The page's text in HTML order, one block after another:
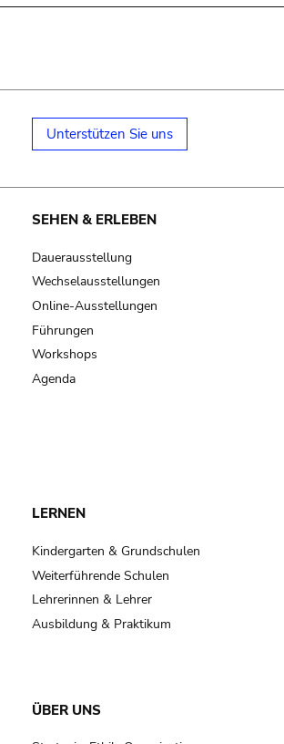
Unterstützen Sie uns
SEHEN & ERLEBEN
Dauerausstellung
Wechselausstellungen
Online-Ausstellungen
Führungen
Workshops
Agenda
LERNEN
Kindergarten & Grundschulen
Weiterführende Schulen
Lehrerinnen & Lehrer
Ausbildung & Praktikum
ÜBER UNS